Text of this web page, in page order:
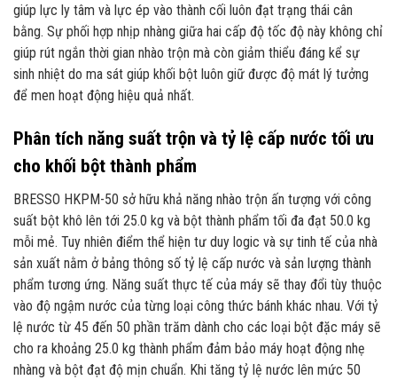
giúp lực ly tâm và lực ép vào thành cối luôn đạt trạng thái cân
bằng. Sự phối hợp nhịp nhàng giữa hai cấp độ tốc độ này không chỉ
giúp rút ngắn thời gian nhào trộn mà còn giảm thiểu đáng kể sự
sinh nhiệt do ma sát giúp khối bột luôn giữ được độ mát lý tưởng
để men hoạt động hiệu quả nhất.
Phân tích năng suất trộn và tỷ lệ cấp nước tối ưu
cho khối bột thành phẩm
BRESSO HKPM-50 sở hữu khả năng nhào trộn ấn tượng với công
suất bột khô lên tới 25.0 kg và bột thành phẩm tối đa đạt 50.0 kg
mỗi mẻ. Tuy nhiên điểm thể hiện tư duy logic và sự tinh tế của nhà
sản xuất nằm ở bảng thông số tỷ lệ cấp nước và sản lượng thành
phẩm tương ứng. Năng suất thực tế của máy sẽ thay đổi tùy thuộc
vào độ ngậm nước của từng loại công thức bánh khác nhau. Với tỷ
lệ nước từ 45 đến 50 phần trăm dành cho các loại bột đặc máy sẽ
cho ra khoảng 25.0 kg thành phẩm đảm bảo máy hoạt động nhẹ
nhàng và bột đạt độ mịn chuẩn. Khi tăng tỷ lệ nước lên mức 50